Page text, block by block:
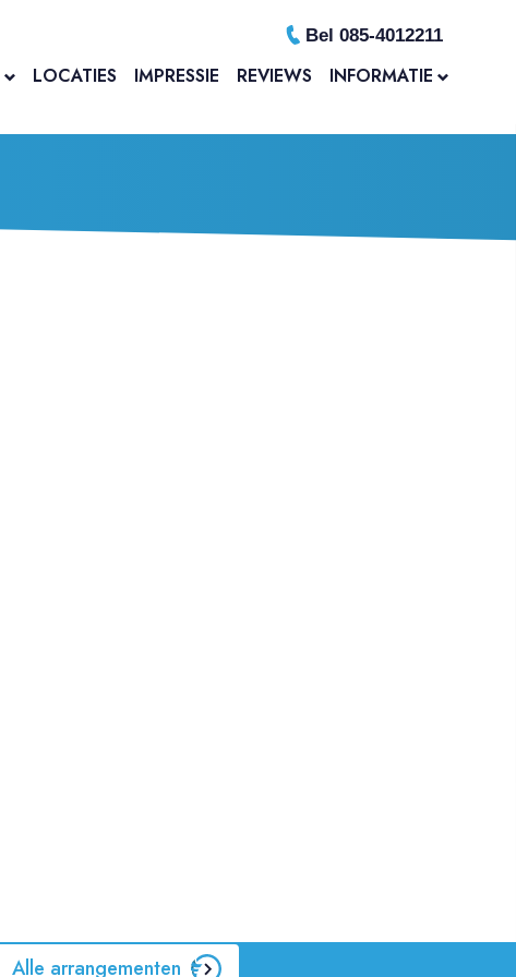
LOCATIES IMPRESSIE REVIEWS INFORMATIE
Bel 085-4012211
Alle arrangementen